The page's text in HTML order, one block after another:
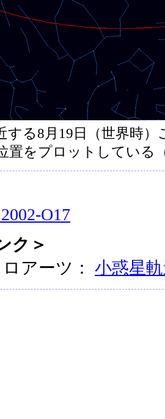
する8月19日（世界時
置をプロットしている
O17
ク＞
アーツ： 小惑星